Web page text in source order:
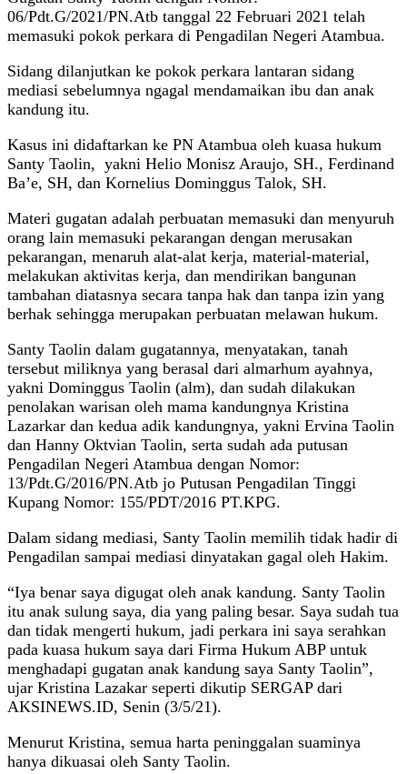
06/Pdt.G/2021/PN.Atb tanggal 22 Februari 2021 telah
memasuki pokok perkara di Pengadilan Negeri Atambua.
Sidang dilanjutkan ke pokok perkara lantaran sidang
mediasi sebelumnya ngagal mendamaikan ibu dan anak
kandung itu.
Kasus ini didaftarkan ke PN Atambua oleh kuasa hukum
Santy Taolin, yakni Helio Monisz Araujo, SH., Ferdinand
Ba’e, SH, dan Kornelius Dominggus Talok, SH.
Materi gugatan adalah perbuatan memasuki dan menyuruh
orang lain memasuki pekarangan dengan merusakan
pekarangan, menaruh alat-alat kerja, material-material,
melakukan aktivitas kerja, dan mendirikan bangunan
tambahan diatasnya secara tanpa hak dan tanpa izin yang
berhak sehingga merupakan perbuatan melawan hukum.
Santy Taolin dalam gugatannya, menyatakan, tanah
tersebut miliknya yang berasal dari almarhum ayahnya,
yakni Dominggus Taolin (alm), dan sudah dilakukan
penolakan warisan oleh mama kandungnya Kristina
Lazarkar dan kedua adik kandungnya, yakni Ervina Taolin
dan Hanny Oktvian Taolin, serta sudah ada putusan
Pengadilan Negeri Atambua dengan Nomor:
13/Pdt.G/2016/PN.Atb jo Putusan Pengadilan Tinggi
Kupang Nomor: 155/PDT/2016 PT.KPG.
Dalam sidang mediasi, Santy Taolin memilih tidak hadir di
Pengadilan sampai mediasi dinyatakan gagal oleh Hakim.
“Iya benar saya digugat oleh anak kandung. Santy Taolin
itu anak sulung saya, dia yang paling besar. Saya sudah tua
dan tidak mengerti hukum, jadi perkara ini saya serahkan
pada kuasa hukum saya dari Firma Hukum ABP untuk
menghadapi gugatan anak kandung saya Santy Taolin”,
ujar Kristina Lazakar seperti dikutip SERGAP dari
AKSINEWS.ID, Senin (3/5/21).
Menurut Kristina, semua harta peninggalan suaminya
hanya dikuasai oleh Santy Taolin.